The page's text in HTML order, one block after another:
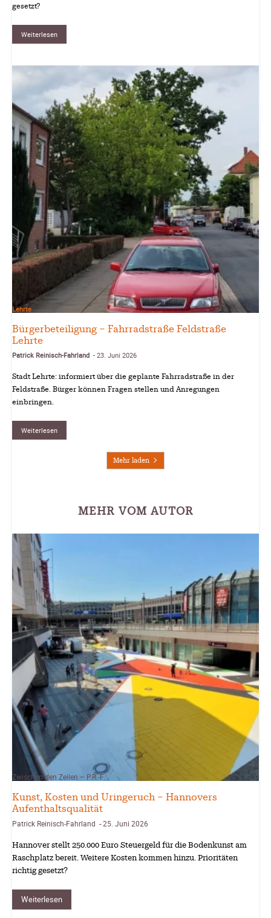
gesetzt?
Weiterlesen
Lehrte
Bürgerbeteiligung – Fahrradstraße Feldstraße
Lehrte
Patrick Reinisch-Fahrland - 23. Juni 2026
Stadt Lehrte: informiert über die geplante Fahrradstraße in der
Feldstraße. Bürger können Fragen stellen und Anregungen
einbringen.
Weiterlesen
Mehr laden
MEHR VOM AUTOR
Zwischen den Zeilen – P.R.-F.
Kunst, Kosten und Uringeruch – Hannovers
Aufenthaltsqualität
Patrick Reinisch-Fahrland -25. Juni 2026
Hannover stellt 250.000 Euro Steuergeld für die Bodenkunst am
Raschplatz bereit. Weitere Kosten kommen hinzu. Prioritäten
richtig gesetzt?
Weiterlesen